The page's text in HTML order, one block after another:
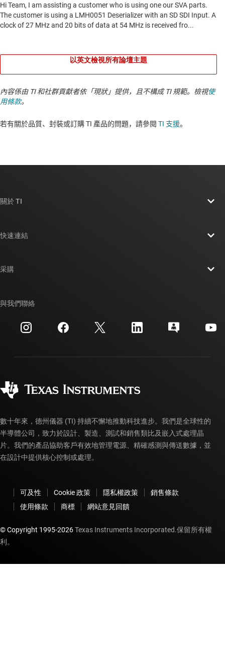
以英文檢視所有論壇主題
內容係由 TI 和社群貢獻者依「現狀」提供，且不構成 TI 規範。檢視使
用條款。
若有關於品質、封裝或訂購 TI 產品的問題，請參閱 TI 支援。​​​​​​​​​​​​​​
關於 TI
投資人關系
製造
快速連結
交互參考搜索
客戶支援中心
myTI 帳戶常見問題解答
采購
訂購 FAQ
與我們聯絡
數十年來，德州儀器 (TI) 持續不懈地推動科技進步。我們是全球性的
半導體公司，致力於設計、製造、測試和銷售類比及嵌入式處理晶
片。我們的產品協助客戶有效地管理電源、精確感測與傳送數據，並
在設計中提供核心控制或處理。
可及性 Cookie 政策 隱私權政策
銷售條款
使用條款
商標 網站意見回饋
© Copyright 1995-2026Texas Instruments Incorporated.保留所有權
利。